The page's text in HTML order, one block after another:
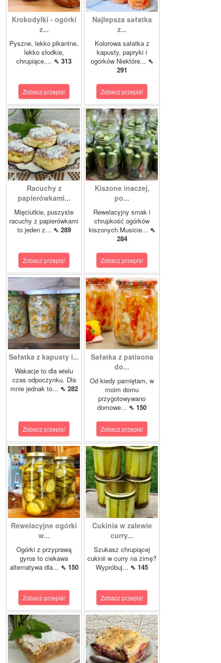
Krokodylki - ogórki
z...
Pyszne, lekko pikantne,
lekko słodkie,
chrupiące,... ⇖ 313
Zobacz przepis!
Najlepsza sałatka
z...
Kolorowa sałatka z
kapusty, papryki i
ogórków Niektóre... ⇖
291
Zobacz przepis!
Racuchy z
papierówkami...
Mięciutkie, puszyste
racuchy z papierówkami
to jeden z... ⇖ 289
Zobacz przepis!
Kiszone inaczej,
po...
Rewelacyjny smak i
chrupkość ogórków
kiszonych.Musicie... ⇖
284
Zobacz przepis!
Sałatka z kapusty i...
Wakacje to dla wielu
czas odpoczynku. Dla
mnie jednak to... ⇖ 282
Zobacz przepis!
Sałatka z patisona
do...
Od kiedy pamiętam, w
moim domu
przygotowywano
domowe... ⇖ 150
Zobacz przepis!
Rewelacyjne ogórki
w...
Ogórki z przyprawą
gyros to ciekawa
alternatywa dla... ⇖ 150
Zobacz przepis!
Cukinia w zalewie
curry...
Szukasz chrupiącej
cukinii w curry na zimę?
Wypróbuj... ⇖ 145
Zobacz przepis!